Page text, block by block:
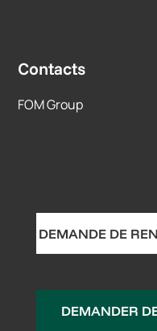
Contacts
FOM Group
DEMANDE DE
DEMANDER